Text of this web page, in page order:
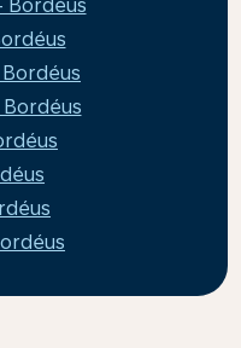
Bordéus